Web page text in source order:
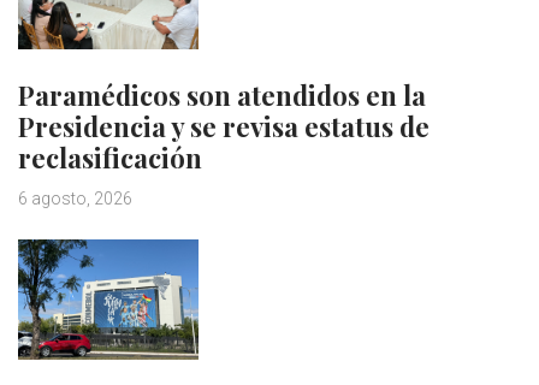
Paramédicos son atendidos en la
Presidencia y se revisa estatus de
reclasificación
6 agosto, 2026